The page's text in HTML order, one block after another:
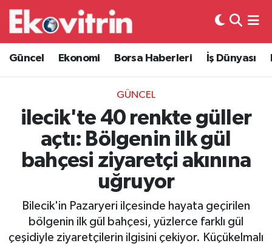
Güncel Ekonomi Borsa Haberleri İş Dünyası
GÜNCEL
ilecik'te 40 renkte güller
açtı: Bölgenin ilk gül
bahçesi ziyaretçi akınına
uğruyor
Bilecik'in Pazaryeri ilçesinde hayata geçirilen
bölgenin ilk gül bahçesi, yüzlerce farklı gül
çeşidiyle ziyaretçilerin ilgisini çekiyor. Küçükelmalı
Güncel
Ekonomi
Borsa Haberleri
İş Dünyası
Lojistik
Otovitrin
Asayiş
Hava Durumu
Trafik Durumu
Süper Lig Puan Durumu ve Fikstür
Tüm Manşetler
Son Dakika Haberleri
Haber Arşivi